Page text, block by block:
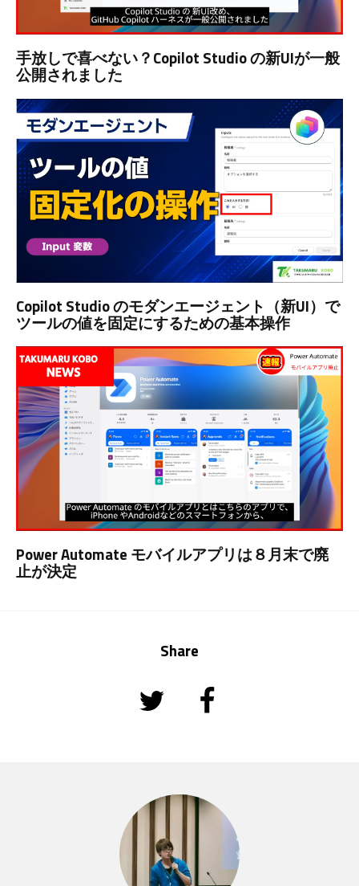
手放しで喜べない？Copilot Studio の新UIが一般
公開されました
Copilot Studio のモダンエージェント（新UI）で
ツールの値を固定にするための基本操作
Power Automate モバイルアプリは８月末で廃
止が決定
Share